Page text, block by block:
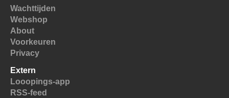
Wachttijden
Webshop
About
Voorkeuren
Privacy
Extern
Looopings-app
RSS-feed